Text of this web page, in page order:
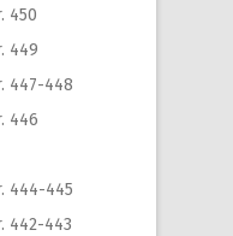
450
449
447-448
446
444-445
442-443